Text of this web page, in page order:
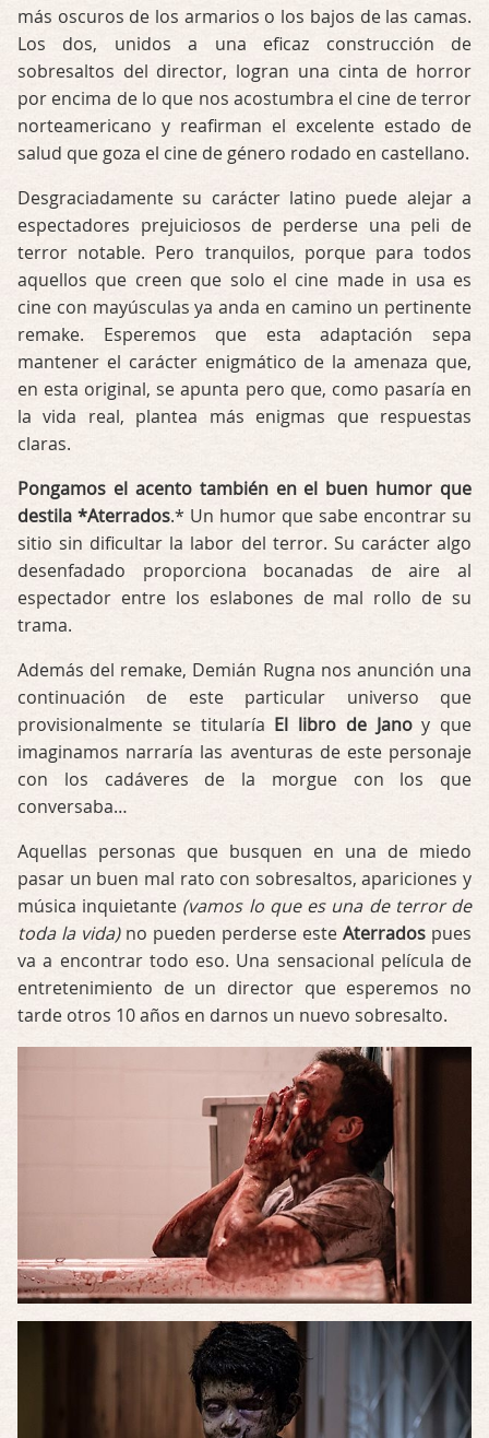
más oscuros de los armarios o los bajos de las camas.
Los dos, unidos a una eficaz construcción de
sobresaltos del director, logran una cinta de horror
por encima de lo que nos acostumbra el cine de terror
norteamericano y reafirman el excelente estado de
salud que goza el cine de género rodado en castellano.
Desgraciadamente su carácter latino puede alejar a
espectadores prejuiciosos de perderse una peli de
terror notable. Pero tranquilos, porque para todos
aquellos que creen que solo el cine made in usa es
cine con mayúsculas ya anda en camino un pertinente
remake. Esperemos que esta adaptación sepa
mantener el carácter enigmático de la amenaza que,
en esta original, se apunta pero que, como pasaría en
la vida real, plantea más enigmas que respuestas
claras.
Pongamos el acento también en el buen humor que
destila *Aterrados.* Un humor que sabe encontrar su
sitio sin dificultar la labor del terror. Su carácter algo
desenfadado proporciona bocanadas de aire al
espectador entre los eslabones de mal rollo de su
trama.
Además del remake, Demián Rugna nos anunción una
continuación de este particular universo que
provisionalmente se titularía El libro de Janoy que
imaginamos narraría las aventuras de este personaje
con los cadáveres de la morgue con los que
conversaba…
Aquellas personas que busquen en una de miedo
pasar un buen mal rato con sobresaltos, apariciones y
música inquietante (vamos lo que es una de terror de
toda la vida)no pueden perderse este Aterrados pues
va a encontrar todo eso. Una sensacional película de
entretenimiento de un director que esperemos no
tarde otros 10 años en darnos un nuevo sobresalto.